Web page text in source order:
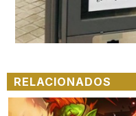
RELACIONADOS